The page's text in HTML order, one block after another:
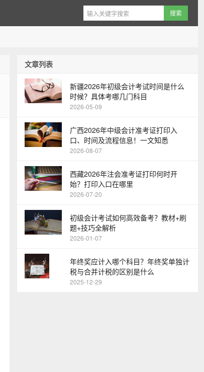
文章列表
新疆2026年初级会计考试时间是什么
时候？具体考哪几门科目
2026-05-09
广西2026年中级会计准考证打印入
口、时间及流程信息！一文知悉
2026-08-07
西藏2026年注会准考证打印何时开
始？打印入口在哪里
2026-07-20
初级会计考试如何高效备考？教材+刷
题+技巧全解析
2026-01-07
年终奖应计入哪个科目？年终奖单独计
税与合并计税的区别是什么
2025-12-29